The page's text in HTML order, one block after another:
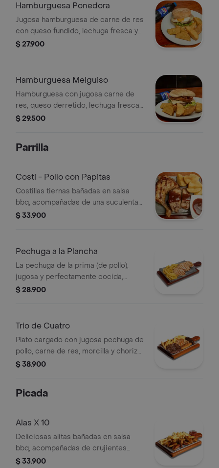
Hamburguesa Ponedora
Jugosa hamburguesa de carne de res
con queso fundido, lechuga fresca y
un huevo frito sobre pan suave,
bien fría.
$ 27.900
Hamburguesa Melguiso
Hamburguesa con jugosa carne de
res, queso derretido, lechuga fresca y
chorizo artesanal sobre pan suave,
fría.
$ 29.500
Parrilla
Costi - Pollo con Papitas
Costillas tiernas bañadas en salsa
bbq, acompañadas de una suculenta
pierna de pernil de pollo y papas en
$ 33.900
Pechuga a la Plancha
La pechuga de la prima (de pollo),
jugosa y perfectamente cocida,
acompañada de crujientes papas a la
$ 28.900
Trio de Cuatro
Plato cargado con jugosa pechuga de
pollo, carne de res, morcilla y chorizo,
acompañado de papas a la francesa
$ 38.900
Picada
Alas X 10
Deliciosas alitas bañadas en salsa
bbq, acompañadas de crujientes
papas a la francesa, ¡una combinación
$ 33.900